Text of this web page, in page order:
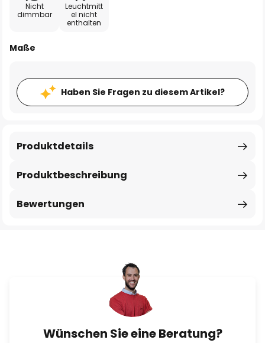
Nicht
dimmbar
Leuchtmitt
el nicht
enthalten
Maße
Haben Sie Fragen zu diesem Artikel?
Produktbeschreibung
Produktdetails
Bewertungen
Wünschen Sie eine Beratung?